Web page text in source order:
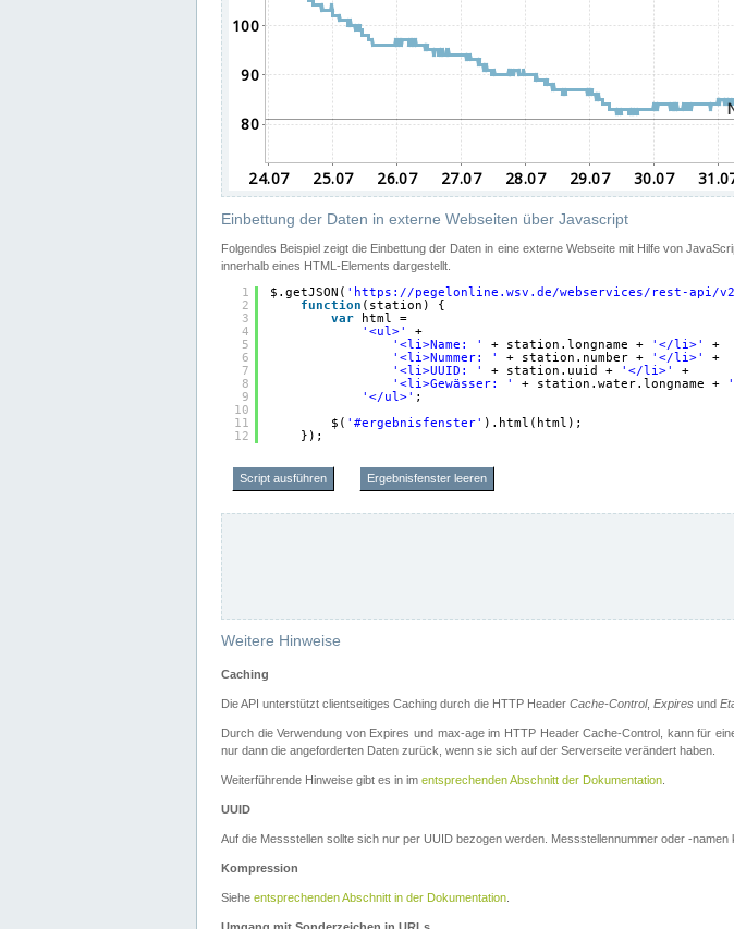
Einbettung der Daten in externe Webseiten über Javascript
Folgendes Beispiel zeigt die Einbettung der Daten in eine externe Webseite mit Hilfe von
innerhalb eines HTML-Elements dargestellt.
1
2
3
4
5
6
7
8
9
10
11
12
$.getJSON( ' https://pegelonline.wsv.de/webservices/rest-api/v2/
function (station) {
var
html =
'<ul>'
+
'<li>Name: '
+ station.longname + '</li>'
+
'<li>Nummer: '
+ station.number + '</li>'
+
'<li>UUID: '
+ station.uuid + '</li>'
+
'<li>Gewässer: '
+ station.water.longname +
'</ul>' ;
$( '#ergebnisfenster' ).html(html);
});
Script ausführen Ergebnisfenster leeren
Weitere Hinweise
Caching
Die API unterstützt clientseitiges Caching durch die HTTP Header Cache-Control, Expires und
Durch die Verwendung von Expires und max-age im HTTP Header Cache-Control, kann für
nur dann die angeforderten Daten zurück, wenn sie sich auf der Serverseite verändert haben.
Weiterführende Hinweise gibt es in im entsprechenden Abschnitt der Dokumentation.
UUID
Auf die Messstellen sollte sich nur per UUID bezogen werden. Messstellennummer oder -
Kompression
Siehe entsprechenden Abschnitt in der Dokumentation.